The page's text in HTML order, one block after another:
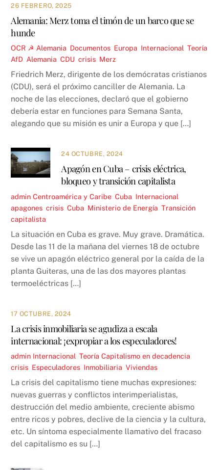
26 FEBRERO, 2025
Alemania: Merz toma el timón de un barco que se
hunde
OCR ☭ Alemania Documentos Europa Internacional ,Teoría
AfD Alemania ,CDU ,crisis Merz
Friedrich Merz, dirigente de los demócratas cristianos
(CDU), será el próximo canciller de Alemania. La
noche de las elecciones, declaró que el gobierno
debería estar en funciones para Semana Santa,
alegando que su misión es unir a Europa y que […]
24 OCTUBRE, 2024
Apagón en Cuba – crisis eléctrica,
bloqueo y transición capitalista
admin Centroamérica y Caribe ,Cuba Internacional
apagones ,crisis ,Cuba Ministerio de Energía ,Transición
capitalista
La situación en Cuba es grave. Muy grave. Dramática.
Desde las 11 de la mañana del viernes 18 de octubre
se vive un apagón eléctrico general por la caída de la
planta Guiteras, una de las dos mayores plantas
termoeléctricas […]
17 OCTUBRE, 2024
La crisis inmobiliaria se agudiza a escala
internacional: ¡expropiar a los especuladores!
admin Internacional ,Teoría Capitalismo en decadencia
crisis Especuladores Inmobiliaria ,Viviendas
La crisis del capitalismo tiene muchas expresiones:
nuevas guerras y conflictos interimperialistas,
destrucción del medio ambiente, creciente abismo
entre ricos y pobres, declive de la ciencia y la cultura,
etc. Un síntoma especialmente llamativo del fracaso
del capitalismo es su […]